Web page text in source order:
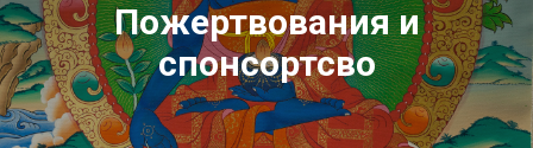
Пожертвования и
спонсортсво